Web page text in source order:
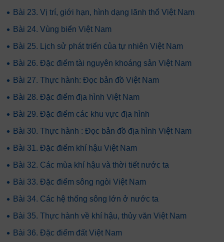
• Bài 23. Vị trí, giới hạn, hình dạng lãnh thổ Việt Nam
• Bài 24. Vùng biển Việt Nam
• Bài 25. Lịch sử phát triển của tự nhiên Việt Nam
• Bài 26. Đặc điểm tài nguyên khoáng sản Việt Nam
• Bài 27. Thực hành: Đọc bản đồ Việt Nam
• Bài 28. Đặc điểm địa hình Việt Nam
• Bài 29. Đặc điểm các khu vực địa hình
• Bài 30. Thực hành : Đọc bản đồ địa hình Việt Nam
• Bài 31. Đặc điểm khí hậu Việt Nam
• Bài 32. Các mùa khí hậu và thời tiết nước ta
• Bài 33. Đặc điểm sông ngòi Việt Nam
• Bài 34. Các hệ thống sông lớn ở nước ta
• Bài 35. Thực hành về khí hậu, thủy văn Việt Nam
• Bài 36. Đặc điểm đất Việt Nam